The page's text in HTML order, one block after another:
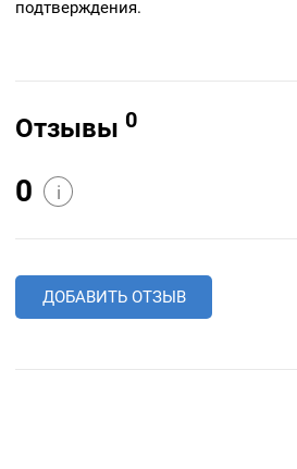
подтверждения.
Отзывы 0
0 i
ДОБАВИТЬ ОТЗЫВ